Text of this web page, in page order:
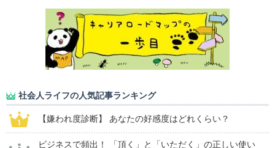
社会人ライフの人気記事ランキング
【嫌われ度診断】 あなたの好感度はどれくらい？
ビジネスで頻出！ 「頂く」と「いただく」の正しい使い